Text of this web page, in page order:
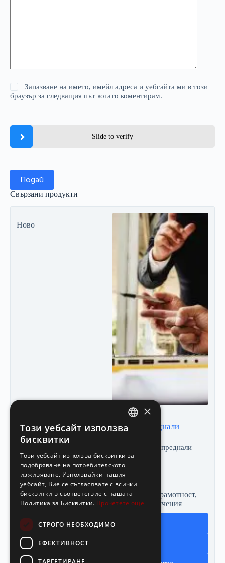
Запазване на името, имейл адреса и уебсайта ми в този
браузър за следващия път когато коментирам.
Slide to verify
Подай
Свързани продукти
Ново
Kурс Microsoft Excel за напреднали
Напреднали
102.00€/ 199.49 лв.
Бизнес обучения,Компютърна грамотност,
Личен успех,Търговски обучения
Добави в количката
BULGARIAN
×
Този уебсайт използва
бисквитки
Този уебсайт използва бисквитки за
подобряване на потребителското
изживяване. Използвайки нашия
уебсайт, Вие се съгласявате с всички
бисквитки в съответствие с нашата
Политика за Бисквитки. Прочетете още
СТРОГО НЕОБХОДИМО
ЕФЕКТИВНОСТ